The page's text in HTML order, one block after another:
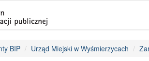
BIP Urząd Miejski w Wyśmierzycach